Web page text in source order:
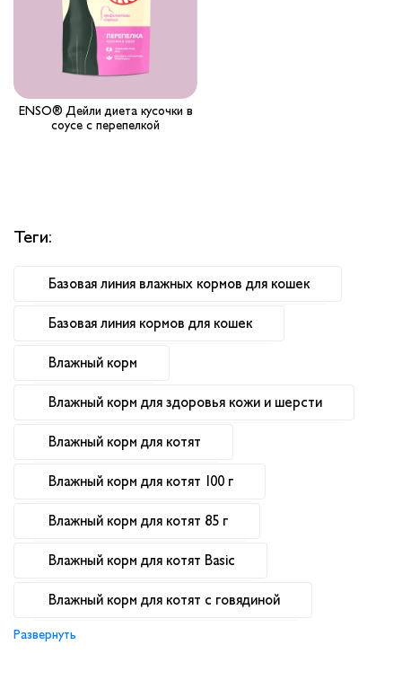
ENSO® Дейли диета кусочки в
соусе с перепелкой
Теги:
Базовая линия влажных кормов для кошек
Базовая линия кормов для кошек
Влажный корм
Влажный корм для здоровья кожи и шерсти
Влажный корм для котят
Влажный корм для котят 100 г
Влажный корм для котят 85 г
Влажный корм для котят Basic
Влажный корм для котят с говядиной
Развернуть